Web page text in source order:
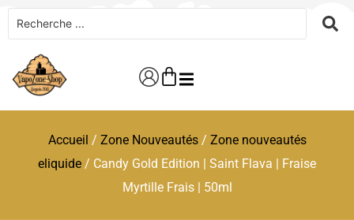
Accueil / Zone Nouveautés/ Zone nouveautés
eliquide / Candy Gold Edition | Saint Flava | Fraise
Myrtille Frais | 50ml